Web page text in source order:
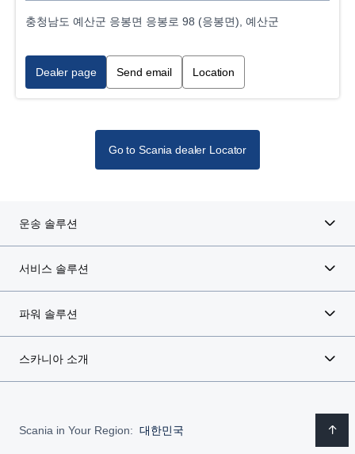
충청남도 예산군 응봉면 응봉로 98 (응봉면), 예산군
Dealer page Send email Location
Go to Scania dealer Locator
운송 솔루션
서비스 솔루션
파워 솔루션
스카니아 소개
Scania in Your Region: 대한민국